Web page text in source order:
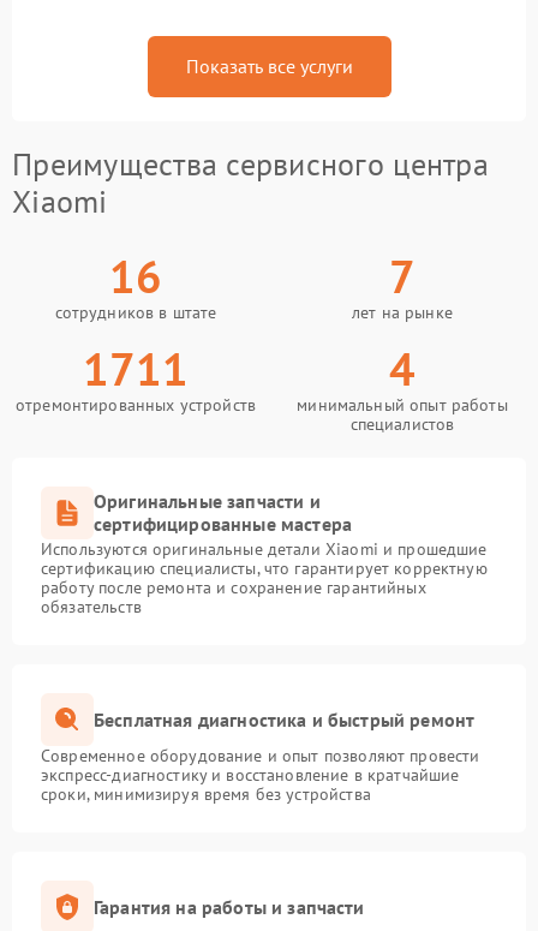
Показать все услуги
Преимущества сервисного центра
Xiaomi
16
сотрудников в штате
7
лет на рынке
1711
отремонтированных устройств
4
минимальный опыт работы
специалистов
Оригинальные запчасти и
сертифицированные мастера
Используются оригинальные детали Xiaomi и прошедшие
сертификацию специалисты, что гарантирует корректную
работу после ремонта и сохранение гарантийных
обязательств
Бесплатная диагностика и быстрый ремонт
Современное оборудование и опыт позволяют провести
экспресс-диагностику и восстановление в кратчайшие
сроки, минимизируя время без устройства
Гарантия на работы и запчасти